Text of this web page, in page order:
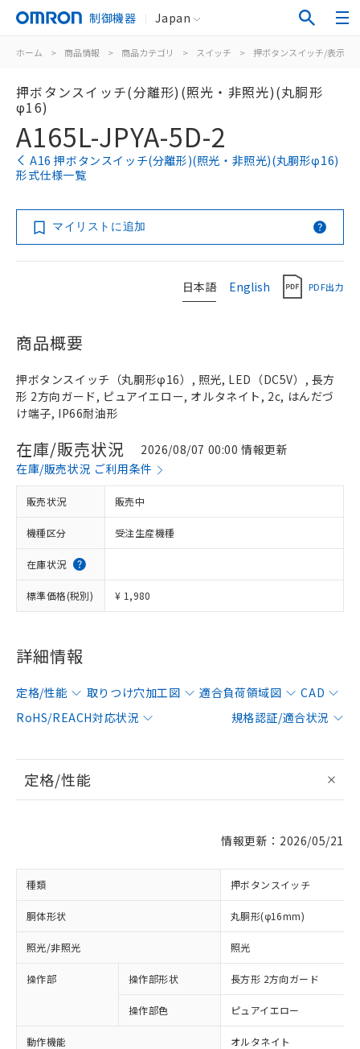
制御機器 Japan
ホーム > 商品情報 > 商品カテゴリ > スイッチ > 押ボタンスイッチ/表示灯
押ボタンスイッチ(分離形)(照光・非照光)(丸胴形
φ16)
A165L-JPYA-5D-2
A16 押ボタンスイッチ(分離形)(照光・非照光)(丸胴形φ16)
形式仕様一覧
マイリストに追加
日本語 English PDF出力
商品概要
押ボタンスイッチ（丸胴形φ16）, 照光, LED（DC5V）, 長方
形 2方向ガード, ピュアイエロー, オルタネイト, 2c, はんだづ
け端子, IP66耐油形
在庫/販売状況
2026/08/07 00:00 情報更新
在庫/販売状況 ご利用条件
販売状況 販売中
機種区分 受注生産機種
在庫状況
標準価格(税別) ¥ 1,980
詳細情報
定格/性能 取りつけ穴加工図 適合負荷領域図
CAD
RoHS/REACH対応状況
規格認証/適合状況
定格/性能
情報更新：2026/05/21
種類 押ボタンスイッチ
胴体形状 丸胴形(φ16mm)
照光/非照光 照光
操作部 操作部形状 長方形 2方向ガード
操作部色 ピュアイエロー
動作機能 オルタネイト